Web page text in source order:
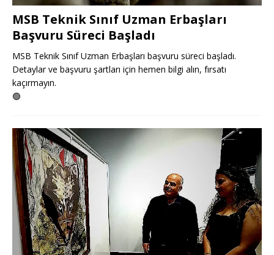
MSB Teknik Sınıf Uzman Erbaşları
Başvuru Süreci Başladı
MSB Teknik Sınıf Uzman Erbaşları başvuru süreci başladı.
Detaylar ve başvuru şartları için hemen bilgi alın, fırsatı
kaçırmayın.
🟢